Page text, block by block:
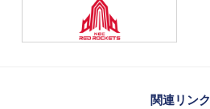
関連リンク